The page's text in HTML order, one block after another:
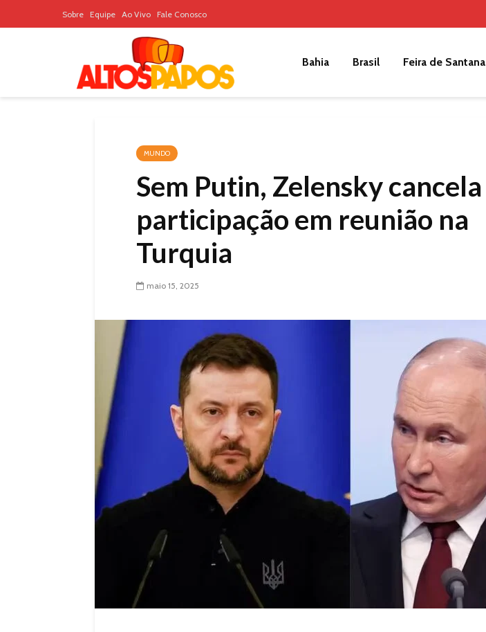
Sobre Equipe Ao Vivo Fale Conosco
Bahia Brasil Feira de Santana
MUNDO
Sem Putin, Zelensky cancela
participação em reunião na
Turquia
maio 15, 2025